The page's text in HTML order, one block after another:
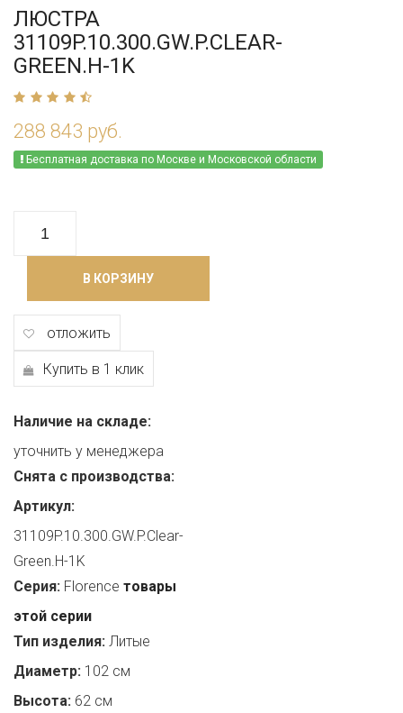
ЛЮСТРА
31109P.10.300.GW.P.CLEAR-
GREEN.H-1K
288 843 руб.
Бесплатная доставка по Москве и Московской области
В КОРЗИНУ
отложить
Купить в 1 клик
Наличие на складе:
уточнить у менеджера
Снята с производства:
Артикул:
31109P.10.300.GW.P.Clear-
Green.H-1K
Серия: Florence товары
этой серии
Тип изделия: Литые
Диаметр: 102 см
Высота: 62 см